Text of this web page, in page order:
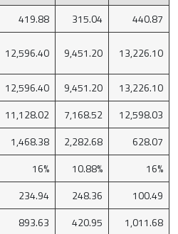
419.88 315.04
440.87
12,596.40 9,451.20 13,226.10
12,596.40 9,451.20
13,226.10
11,128.02 7,168.52
12,598.03
1,468.38 2,282.68
628.07
16% 10.88%
16%
234.94 248.36
100.49
893.63 420.95
1,011.68